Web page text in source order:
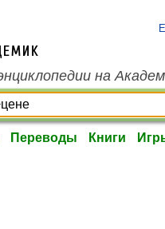
на
Переводы Книги